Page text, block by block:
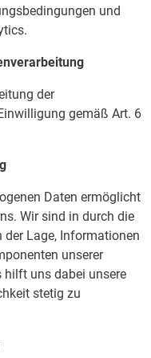
und
der
gemäß Art. 6
Daten ermöglicht
Wir sind in durch die
der Lage, Informationen
unserer
hilft uns dabei unsere
stetig zu